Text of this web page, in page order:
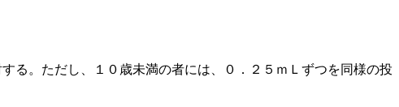
る。ただし、１０歳未満の者には、０．２５ｍＬずつを同様の投